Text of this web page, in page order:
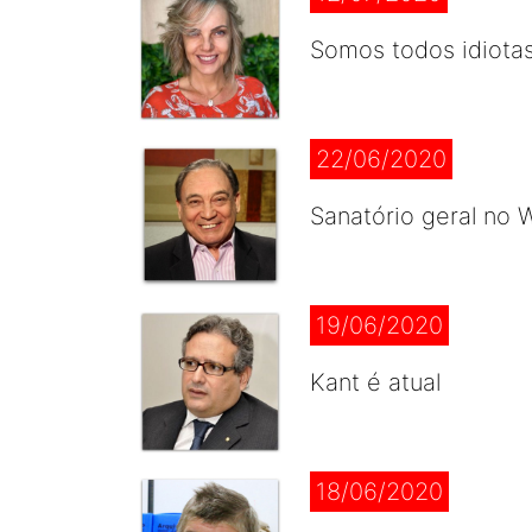
Somos todos
22/06/2020
Sanatório geral no
19/06/2020
Kant é atual
18/06/2020